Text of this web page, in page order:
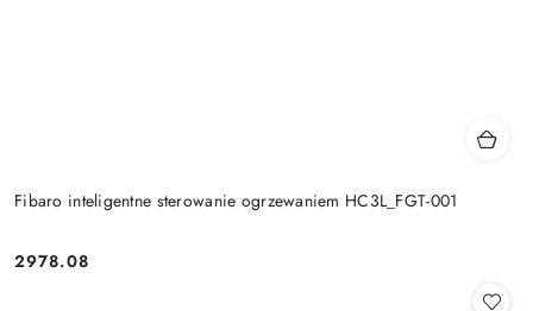
Fibaro inteligentne sterowanie ogrzewaniem HC3L_FGT-001
Cena:
2978.08